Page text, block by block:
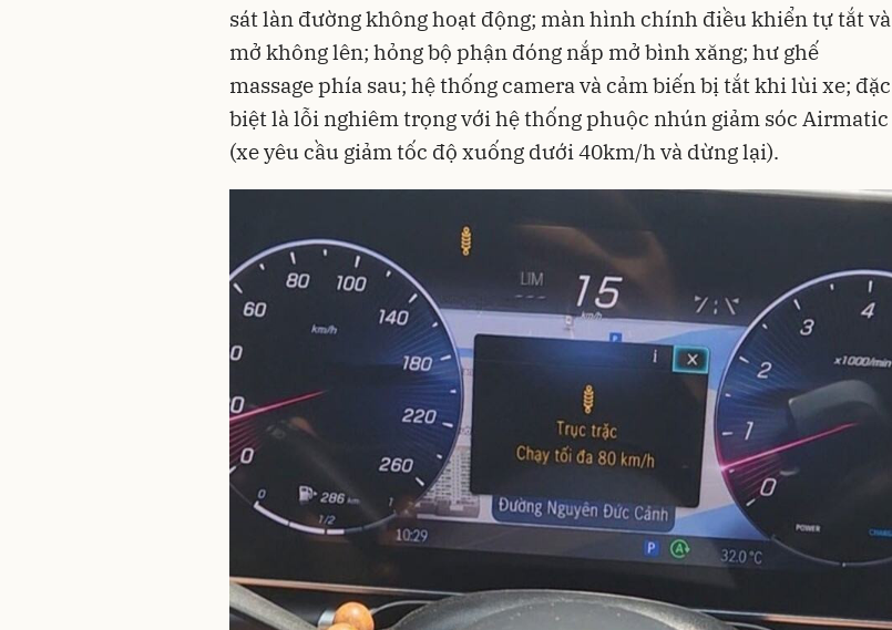
sát làn đường không hoạt động; màn hình chính điều khiển tự tắt và
mở không lên; hỏng bộ phận đóng nắp mở bình xăng; hư ghế
massage phía sau; hệ thống camera và cảm biến bị tắt khi lùi xe; đặc
biệt là lỗi nghiêm trọng với hệ thống phuộc nhún giảm sóc Airmatic
(xe yêu cầu giảm tốc độ xuống dưới 40km/h và dừng lại).